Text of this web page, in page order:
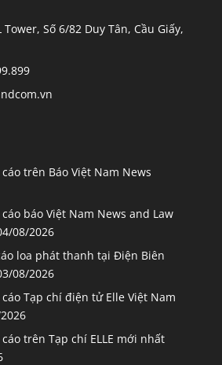
Số 6/82 Duy Tân, Cầu Giấy,
trên Báo Việt Nam News
báo Việt Nam News and Law
08/2026
loa phát thanh tại Điện Biên
08/2026
Tạp chí điện tử Elle Việt Nam
trên Tạp chí ELLE mới nhất